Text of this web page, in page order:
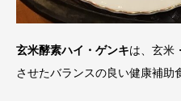
玄米酵素ハイ・ゲンキは、玄米
させたバランスの良い健康補助